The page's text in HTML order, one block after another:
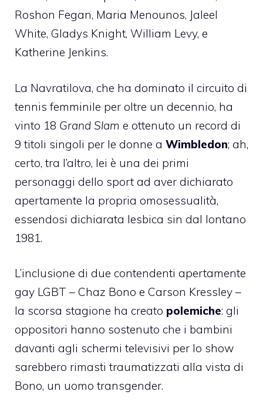
Roshon Fegan, Maria Menounos, Jaleel
White, Gladys Knight, William Levy, e
Katherine Jenkins.
La Navratilova, che ha dominato il circuito di
tennis femminile per oltre un decennio, ha
vinto 18 Grand Slam e ottenuto un record di
9 titoli singoli per le donne a Wimbledon; ah,
certo, tra l’altro, lei è una dei primi
personaggi dello sport ad aver dichiarato
apertamente la propria omosessualità,
essendosi dichiarata lesbica sin dal lontano
1981.
L’inclusione di due contendenti apertamente
gay LGBT – Chaz Bono e Carson Kressley –
la scorsa stagione ha creato polemiche: gli
oppositori hanno sostenuto che i bambini
davanti agli schermi televisivi per lo show
sarebbero rimasti traumatizzati alla vista di
Bono, un uomo transgender.